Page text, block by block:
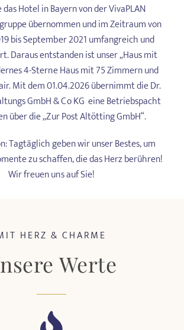
Hotel in Bayern von der VivaPLAN
übernommen und im Zeitraum von
bis September 2021 umfangreich und
Daraus entstanden ist unser „Haus mit
4-Sterne Haus mit 75 Zimmern und
Mit dem 01.04.2026 übernimmt die Dr.
GmbH & Co KG eine Betriebspacht
über die „Zur Post Altötting GmbH“.
Tagtäglich geben wir unser Bestes, um
zu schaffen, die das Herz berühren!
Wir freuen uns auf Sie!
HERZ & CHARME
Werte